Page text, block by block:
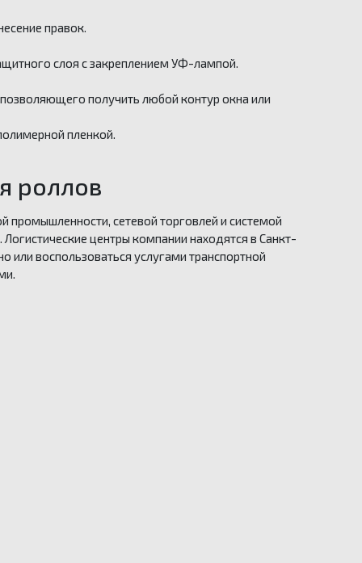
правок.
слоя с закреплением УФ-лампой.
получить любой контур окна или
пленкой.
роллов
сетевой торговлей и системой
. Логистические центры компании находятся в Санкт-
или воспользоваться услугами транспортной